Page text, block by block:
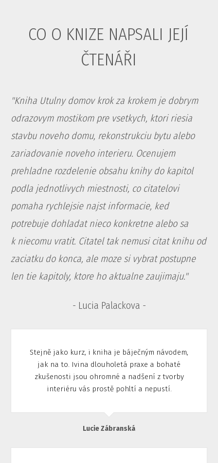
CO O KNIZE NAPSALI JEJÍ
ČTENÁŘI
"Kniha Utulny domov krok za krokem je dobrym
odrazovym mostikom pre vsetkych, ktori riesia
stavbu noveho domu, rekonstrukciu bytu alebo
zariadovanie noveho interieru. Ocenujem
prehladne rozdelenie obsahu knihy do kapitol
podla jednotlivych miestnosti, co citatelovi
pomaha rychlejsie najst informacie, ked
potrebuje dohladat nieco konkretne alebo sa
k niecomu vratit. Citatel tak nemusi citat knihu od
zaciatku do konca, ale moze si vybrat postupne
len tie kapitoly, ktore ho aktualne zaujimaju."
- Lucia Palackova -
Stejně jako kurz, i kniha je báječným návodem,
jak na to. Ivina dlouholetá praxe a bohaté
zkušenosti jsou ohromné a nadšení z tvorby
interiéru vás prostě pohltí a nepustí.
Lucie Zábranská